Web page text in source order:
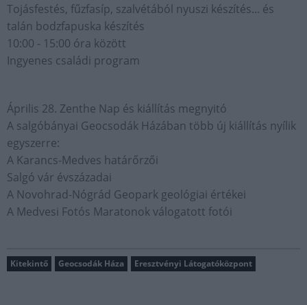
Tojásfestés, fűzfasíp, szalvétából nyuszi készítés... és
talán bodzfapuska készítés
10:00 - 15:00 óra között
Ingyenes családi program
Április 28. Zenthe Nap és kiállítás megnyitó
A salgóbányai Geocsodák Házában több új kiállítás nyílik
egyszerre:
A Karancs-Medves határőrzői
Salgó vár évszázadai
A Novohrad-Nógrád Geopark geológiai értékei
A Medvesi Fotós Maratonok válogatott fotói
Kitekintő Geocsodák Háza Eresztvényi Látogatóközpont